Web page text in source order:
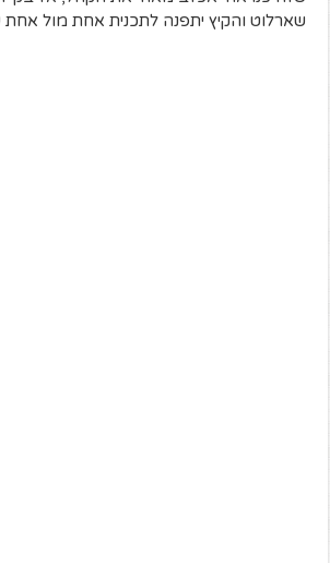
שארלוט והקיץ יתפנה לתכנית אחת מול אחת